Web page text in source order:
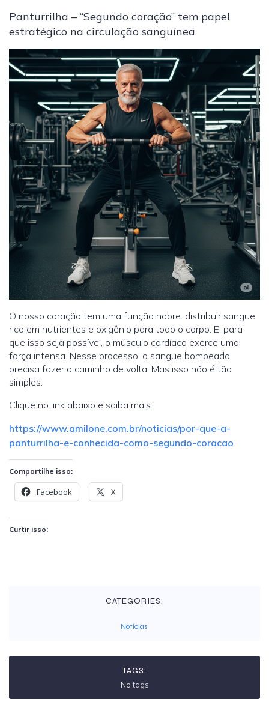
Panturrilha – “Segundo coração” tem papel
estratégico na circulação sanguínea
O nosso coração tem uma função nobre: distribuir sangue
rico em nutrientes e oxigênio para todo o corpo. E, para
que isso seja possível, o músculo cardíaco exerce uma
força intensa. Nesse processo, o sangue bombeado
precisa fazer o caminho de volta. Mas isso não é tão
simples.
Clique no link abaixo e saiba mais:
https://www.amilone.com.br/noticias/por-que-a-
panturrilha-e-conhecida-como-segundo-coracao
Compartilhe isso:
Facebook X
Curtir isso:
CATEGORIES:
Notícias
TAGS:
No tags